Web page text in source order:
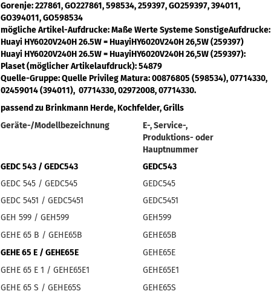
Gorenje: 227861, GO227861, 598534, 259397, GO259397, 394011,
GO394011, GO598534
mögliche Artikel-Aufdrucke: Maße Werte Systeme SonstigeAufdrucke:
Huayi HY6020V240H 26.5W = HuayiHY6020V240H 26,5W (259397)
Huayi HY6020V240H 26.5W = HuayiHY6020V240H 26,5W (259397):
Plaset (möglicher Artikelaufdruck): 54879
Quelle-Gruppe: Quelle Privileg Matura:00876805 (598534), 07714330,
02459014 (394011), 07714330, 02972008, 07714330.
passend zu Brinkmann Herde, Kochfelder, Grills
Geräte-/Modellbezeichnung
E-, Service-,
Produktions- oder
Hauptnummer
GEDC 543 / GEDC543
GEDC543
GEDC 545 / GEDC545
GEDC545
GEDC 5451 / GEDC5451
GEDC5451
GEH 599 / GEH599
GEH599
GEHE 65 B / GEHE65B
GEHE65B
GEHE 65 E / GEHE65E
GEHE65E
GEHE 65 E 1 / GEHE65E1
GEHE65E1
GEHE 65 S / GEHE65S
GEHE65S